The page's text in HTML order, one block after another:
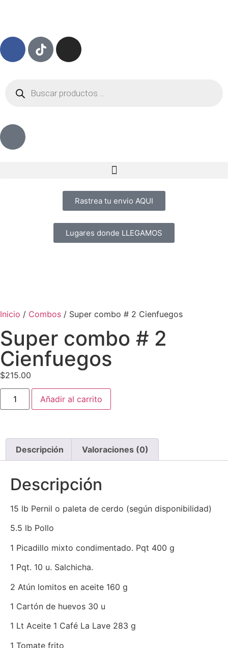
Rastrea tu envio AQUI
Lugares donde LLEGAMOS
Inicio / Combos / Super combo # 2 Cienfuegos
Super combo # 2
Cienfuegos
$215.00
Añadir al carrito
Descripción Valoraciones (0)
Descripción
15 lb Pernil o paleta de cerdo (según disponibilidad)
5.5 lb Pollo
1 Picadillo mixto condimentado. Pqt 400 g
1 Pqt. 10 u. Salchicha.
2 Atún lomitos en aceite 160 g
1 Cartón de huevos 30 u
1 Lt Aceite 1 Café La Lave 283 g
1 Tomate frito